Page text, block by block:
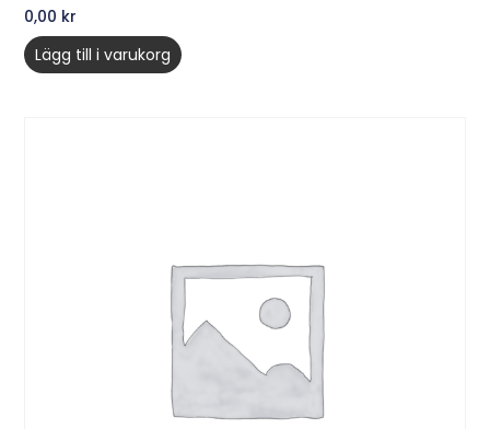
0,00 kr
Lägg till i varukorg